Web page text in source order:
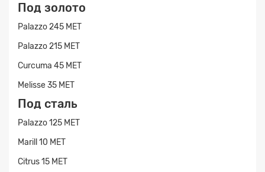
Под золото
Palazzo 245 MET
Palazzo 215 MET
Curcuma 45 MET
Melisse 35 MET
Под сталь
Palazzo 125 MET
Marill 10 MET
Citrus 15 MET